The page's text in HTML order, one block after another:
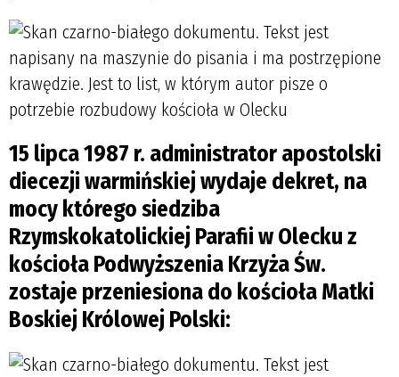
15 lipca 1987 r. administrator apostolski
diecezji warmińskiej wydaje dekret, na
mocy którego siedziba
Rzymskokatolickiej Parafii w Olecku z
kościoła Podwyższenia Krzyża Św.
zostaje przeniesiona do kościoła Matki
Boskiej Królowej Polski: